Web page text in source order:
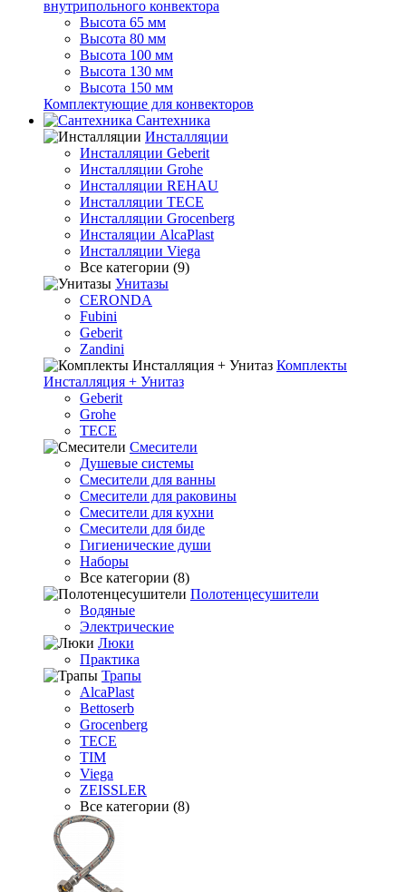
внутрипольного конвектора
Высота 65 мм
Высота 80 мм
Высота 100 мм
Высота 130 мм
Высота 150 мм
Комплектующие для конвекторов
Сантехника
Инсталляции
Инсталляции Geberit
Инсталляции Grohe
Инсталляции REHAU
Инсталляции TECE
Инсталляции Grocenberg
Инсталяции AlcaPlast
Инсталляции Viega
Все категории (9)
Унитазы
CERONDA
Fubini
Geberit
Zandini
Комплекты
Инсталляция + Унитаз
Geberit
Grohe
TECE
Смесители
Душевые системы
Смесители для ванны
Смесители для раковины
Смесители для кухни
Смесители для биде
Гигиенические души
Наборы
Все категории (8)
Полотенцесушители
Водяные
Электрические
Люки
Практика
Трапы
AlcaPlast
Bettoserb
Grocenberg
TECE
TIM
Viega
ZEISSLER
Все категории (8)